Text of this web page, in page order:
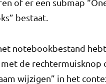
of er een submap
bestaat.
notebookbestand
de rechtermuisknop
wijzigen” in het